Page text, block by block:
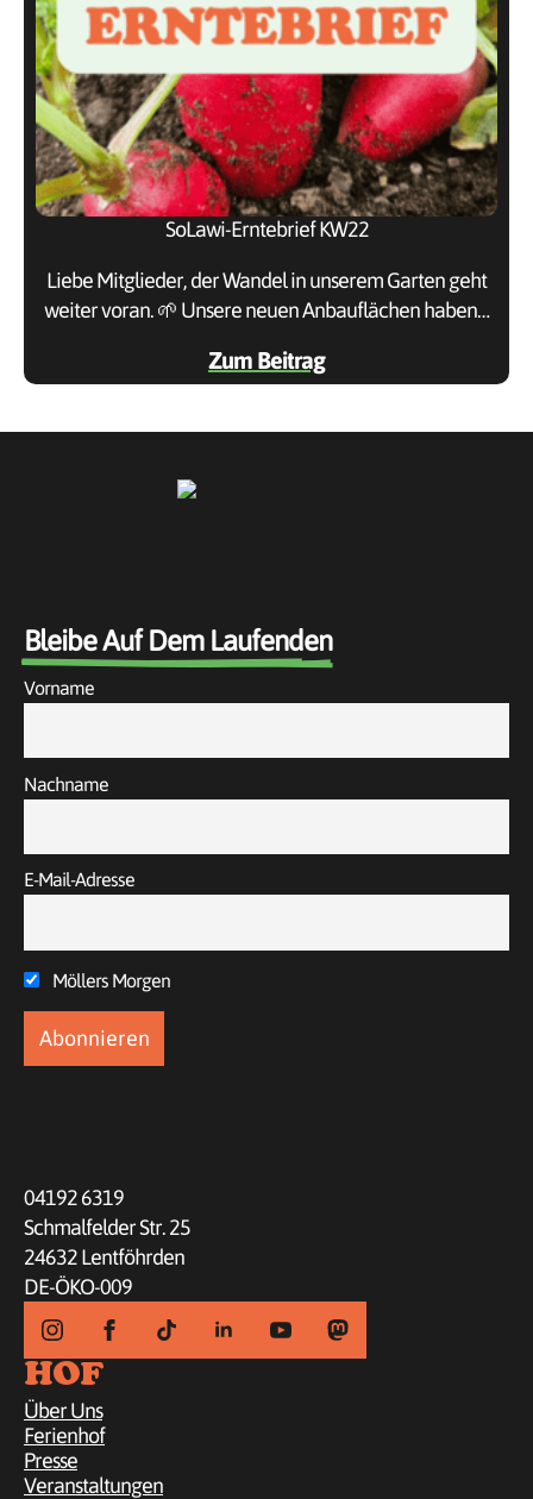
SoLawi-Erntebrief KW22
Liebe Mitglieder, der Wandel in unserem Garten geht
weiter voran. 🌱 Unsere neuen Anbauflächen haben…
Zum Beitrag
Bleibe Auf Dem Laufenden
Vorname
Nachname
E-Mail-Adresse
Möllers Morgen
04192 6319
Schmalfelder Str. 25
24632 Lentföhrden
DE-ÖKO-009
HOF
Über Uns
Ferienhof
Presse
Veranstaltungen